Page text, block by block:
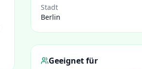
Stadt
Berlin
Geeignet für